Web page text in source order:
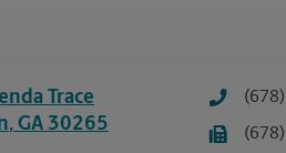
Trace
, GA 30265